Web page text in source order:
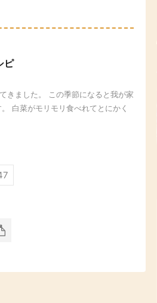
ピ
きました。 この季節になると我が家
白菜がモリモリ食べれてとにかく